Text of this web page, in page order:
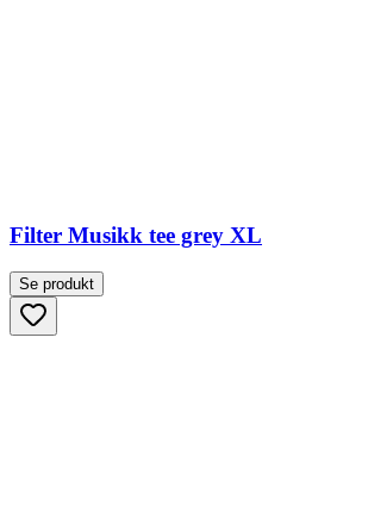
Filter Musikk tee grey XL
Se produkt